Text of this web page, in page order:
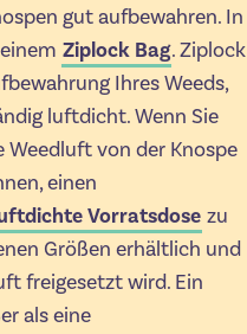
gut aufbewahren. In
Ziplock Bag. Ziplock
Ihres Weeds,
luftdicht. Wenn Sie
Weedluft von der Knospe
einen
Vorratsdose zu
Größen erhältlich und
freigesetzt wird. Ein
als eine